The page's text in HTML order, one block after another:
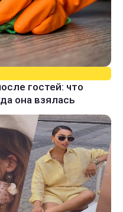
гостей: что
она взялась